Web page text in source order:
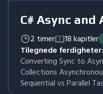
C# Async
2 timer 18 kapitler
Tilegnede ferdigheter:
Converting Sync to
Collections
Sequential vs Parallel